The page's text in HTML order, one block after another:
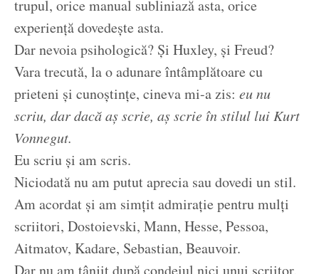
trupul, orice manual subliniază asta, orice
experiență dovedește asta.
Dar nevoia psihologică? Și Huxley, și Freud?
Vara trecută, la o adunare întâmplătoare cu
prieteni și cunoștințe, cineva mi-a zis: eu nu
scriu, dar dacă aș scrie, aș scrie în stilul lui Kurt
Vonnegut.
Eu scriu și am scris.
Niciodată nu am putut aprecia sau dovedi un stil.
Am acordat și am simțit admirație pentru mulți
scriitori, Dostoievski, Mann, Hesse, Pessoa,
Aitmatov, Kadare, Sebastian, Beauvoir.